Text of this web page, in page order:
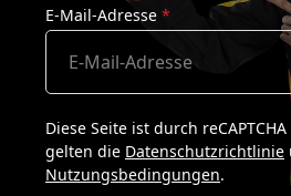
E-Mail-Adresse *
Diese Seite ist durch
gelten die Datenschutzrichtlinie
Nutzungsbedingungen.